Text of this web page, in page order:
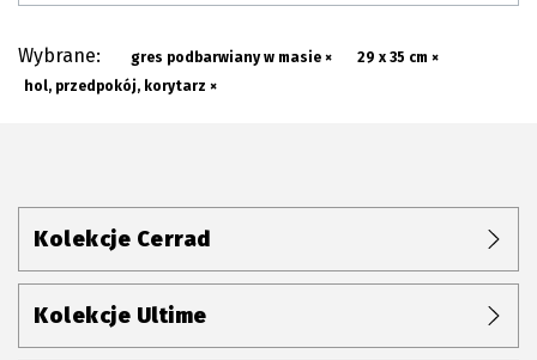
Wybrane: gres podbarwiany w masie ×
29 x 35 cm ×
hol, przedpokój, korytarz ×
Kolekcje Cerrad
Kolekcje Ultime